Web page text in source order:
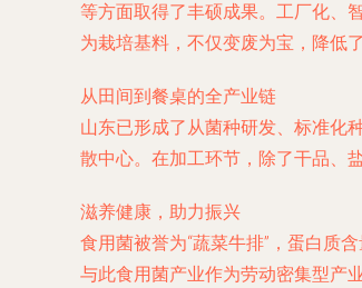
等方面取得了丰硕成果。工厂化、
为栽培基料，不仅变废为宝，降低
从田间到餐桌的全产业链
山东已形成了从菌种研发、标准化
散中心。在加工环节，除了干品、
滋养健康，助力振兴
食用菌被誉为“蔬菜牛排”，蛋白质
与此食用菌产业作为劳动密集型产